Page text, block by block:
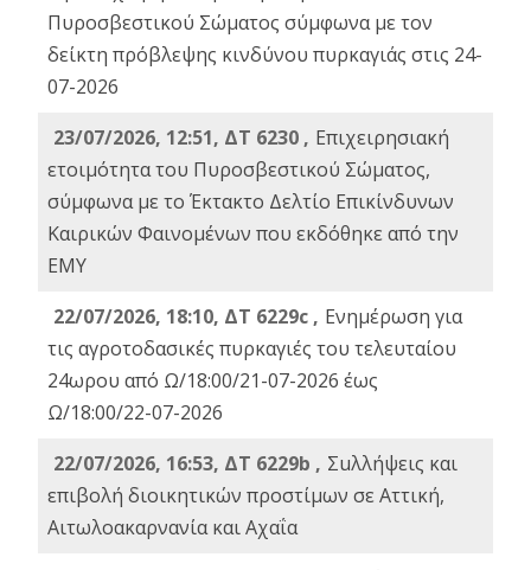
Πυροσβεστικού Σώματος σύμφωνα με τον
δείκτη πρόβλεψης κινδύνου πυρκαγιάς στις 24-
07-2026
23/07/2026, 12:51, ΔΤ 6230 , Επιχειρησιακή
ετοιμότητα του Πυροσβεστικού Σώματος,
σύμφωνα με το Έκτακτο Δελτίο Επικίνδυνων
Καιρικών Φαινομένων που εκδόθηκε από την
ΕΜΥ
22/07/2026, 18:10, ΔΤ 6229c , Ενημέρωση για
τις αγροτοδασικές πυρκαγιές του τελευταίου
24ωρου από Ω/18:00/21-07-2026 έως
Ω/18:00/22-07-2026
22/07/2026, 16:53, ΔΤ 6229b , Σuλλήψεις και
επιβολή διοικητικών προστίμων σε Αττική,
Αιτωλοακαρνανία και Αχαΐα